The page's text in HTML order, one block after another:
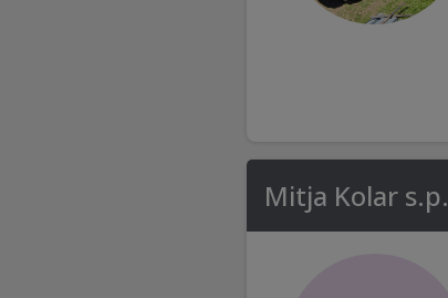
Mitja Kolar s.p.